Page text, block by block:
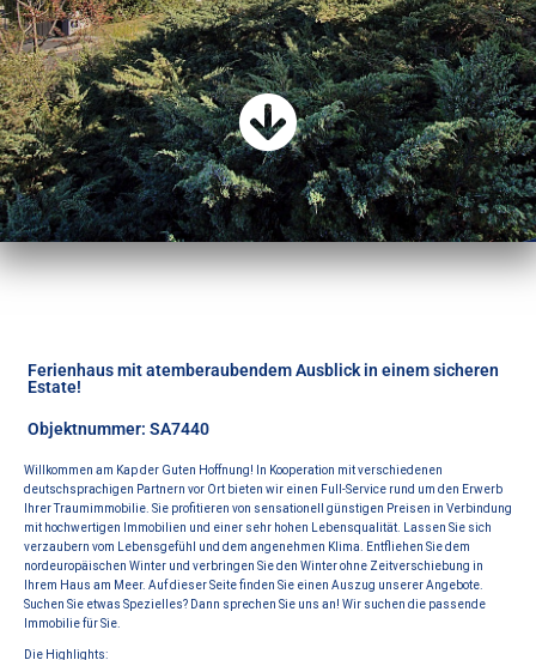
Ferienhaus mit atemberaubendem Ausblick in einem sicheren
Estate!
Objektnummer: SA7440
Willkommen am Kap der Guten Hoffnung! In Kooperation mit verschiedenen
deutschsprachigen Partnern vor Ort bieten wir einen Full-Service rund um den Erwerb
Ihrer Traumimmobilie. Sie profitieren von sensationell günstigen Preisen in Verbindung
mit hochwertigen Immobilien und einer sehr hohen Lebensqualität. Lassen Sie sich
verzaubern vom Lebensgefühl und dem angenehmen Klima. Entfliehen Sie dem
nordeuropäischen Winter und verbringen Sie den Winter ohne Zeitverschiebung in
Ihrem Haus am Meer. Auf dieser Seite finden Sie einen Auszug unserer Angebote.
Suchen Sie etwas Spezielles? Dann sprechen Sie uns an! Wir suchen die passende
Immobilie für Sie.
Die Highlights: